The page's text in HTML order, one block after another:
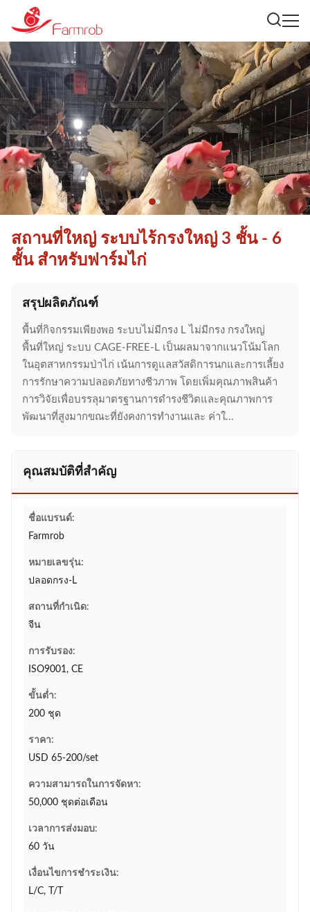
สถานที่ใหญ่ ระบบไร้กรงใหญ่ 3 ชั้น - 6
ชั้น สําหรับฟาร์มไก่
สรุปผลิตภัณฑ์
พื้นที่กิจกรรมเพียงพอ ระบบไม่มีกรง L ไม่มีกรง กรงใหญ่
พื้นที่ใหญ่ ระบบ CAGE-FREE-L เป็นผลมาจากแนวโน้มโลก
ในอุตสาหกรรมป่าไก่ เน้นการดูแลสวัสดิการนกและการเลี้ยง
การรักษาความปลอดภัยทางชีวภาพ โดยเพิ่มคุณภาพสินค้า
การวิจัยเพื่อบรรลุมาตรฐานการดํารงชีวิตและคุณภาพการ
พัฒนาที่สูงมากขณะที่ยังคงการทํางานและ ค่าใ...
คุณสมบัติที่สำคัญ
ชื่อแบรนด์:
Farmrob
หมายเลขรุ่น:
ปลอดกรง-L
สถานที่กำเนิด:
จีน
การรับรอง:
ISO9001, CE
ขั้นต่ำ:
200 ชุด
ราคา:
USD 65-200/set
ความสามารถในการจัดหา:
50,000 ชุดต่อเดือน
เวลาการส่งมอบ:
60 วัน
เงื่อนไขการชำระเงิน:
L/C, T/T